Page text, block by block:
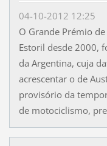
04-10-2012 12:25
O Grande Prémio
Estoril desde 2000,
da Argentina, cuja
acrescentar o de
provisório da
de motociclismo,